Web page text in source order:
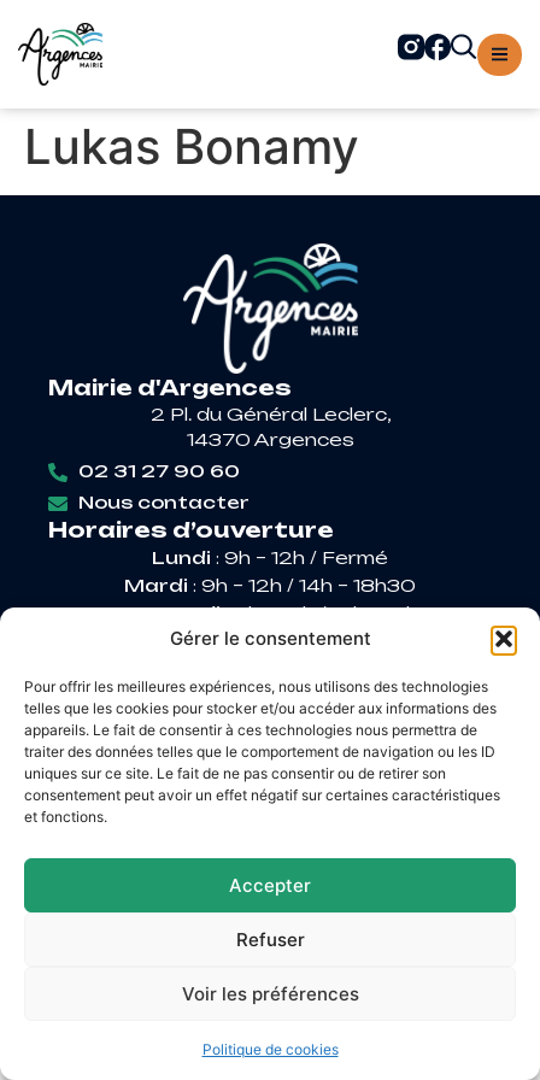
Gérer le consentement
Pour offrir les meilleures expériences, nous utilisons des technologies
telles que les cookies pour stocker et/ou accéder aux informations des
appareils. Le fait de consentir à ces technologies nous permettra de
traiter des données telles que le comportement de navigation ou les ID
uniques sur ce site. Le fait de ne pas consentir ou de retirer son
consentement peut avoir un effet négatif sur certaines caractéristiques
et fonctions.
Accepter
Refuser
Voir les préférences
Politique de cookies
principal
Lukas Bonamy
Mairie d'Argences
2 Pl. du Général Leclerc,
14370 Argences
02 31 27 90 60
Nous contacter
Horaires d’ouverture
Lundi : 9h – 12h / Fermé
Mardi : 9h – 12h / 14h – 18h30
Mercredi: 9h – 12h / 14h – 17h
Jeudi: 9h – 12h / 14h – 17h
Accessibilité
Mentions légales
Plan du site